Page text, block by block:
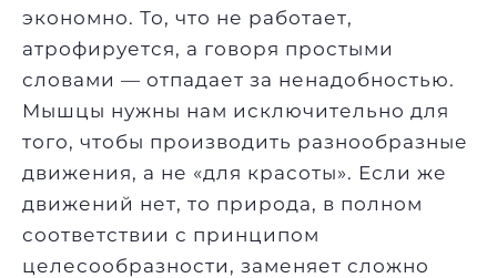
экономно. То, что не работает,
атрофируется, а говоря простыми
словами — отпадает за ненадобностью.
Мышцы нужны нам исключительно для
того, чтобы производить разнообразные
движения, а не «для красоты». Если же
движений нет, то природа, в полном
соответствии с принципом
целесообразности, заменяет сложно